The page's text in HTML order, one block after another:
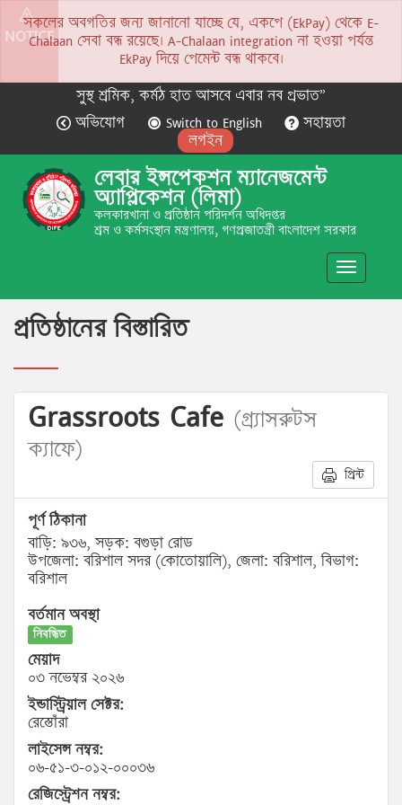
NOTICE
সকলের অবগতির জন্য জানানো যাচ্ছে যে, একপে (EkPay) থেকে E-
Chalaan সেবা বন্ধ রয়েছে। A-Chalaan integration না হওয়া পর্যন্ত
EkPay দিয়ে পেমেন্ট বন্ধ থাকবে।
সুস্থ শ্রমিক, কর্মঠ হাত আসবে এবার নব প্রভাত”
অভিযোগ
Switch to English
সহায়তা
লগইন
লেবার ইন্সপেকশন ম্যানেজমেন্ট
অ্যাপ্লিকেশন (লিমা)
কলকারখানা ও প্রতিষ্ঠান পরিদর্শন অধিদপ্তর
শ্রম ও কর্মসংস্থান মন্ত্রণালয়, গণপ্রজাতন্ত্রী বাংলাদেশ সরকার
Toggle
প্রতিষ্ঠানের বিস্তারিত
Grassroots Cafe (গ্র্যাসরুটস
ক্যাফে)
প্রিন্ট
পূর্ণ ঠিকানা
বাড়ি: ৯৩৬, সড়ক: বগুড়া রোড
উপজেলা: বরিশাল সদর (কোতোয়ালি), জেলা: বরিশাল, বিভাগ:
বরিশাল
বর্তমান অবস্থা
নিবন্ধিত
মেয়াদ
০৩ নভেম্বর ২০২৬
ইন্ডাস্ট্রিয়াল সেক্টর:
রেস্তোঁরা
লাইসেন্স নম্বর:
০৬-৫১-৩-০১২-০০০৩৬
রেজিস্ট্রেশন নম্বর: